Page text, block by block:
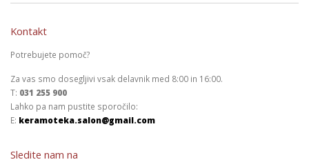
Kontakt
Potrebujete pomoč?
Za vas smo dosegljivi vsak delavnik med 8:00 in 16:00.
T: 031 255 900
Lahko pa nam pustite sporočilo:
E: keramoteka.salon@gmail.com
Sledite nam na